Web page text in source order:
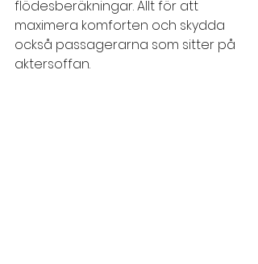
flödesberäkningar. Allt för att
maximera komforten och skydda
också passagerarna som sitter på
aktersoffan.